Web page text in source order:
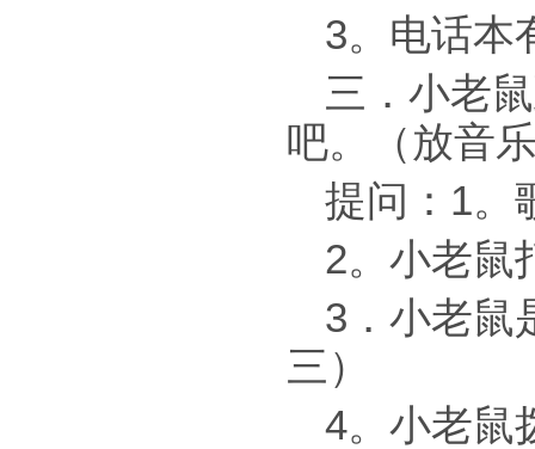
3。电话本
三．小老
吧。（放音
提问：1。
2。小老鼠
3．小老鼠
三）
4。小老鼠